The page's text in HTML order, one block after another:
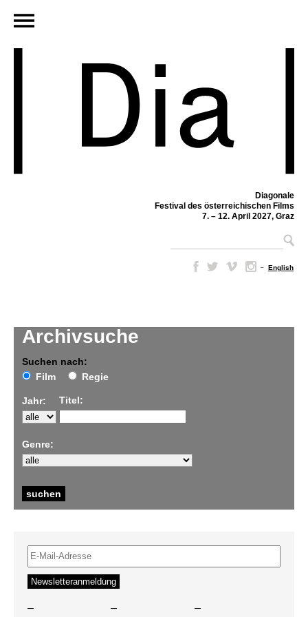
Diagonale
Festival des österreichischen Films
7. – 12. April 2027, Graz
– English
Archivsuche
Suchen nach:
Film
Regie
Jahr: Titel:
Genre:
– – –